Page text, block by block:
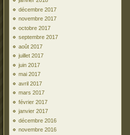
décembre 2017
novembre 2017
octobre 2017
septembre 2017
août 2017
juillet 2017
juin 2017
mai 2017
avril 2017
mars 2017
février 2017
janvier 2017
décembre 2016
novembre 2016